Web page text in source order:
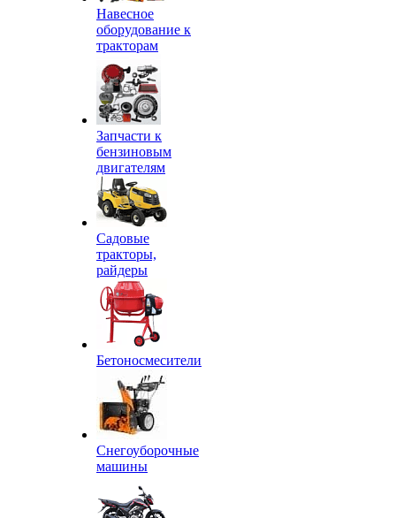
Навесное
оборудование к
тракторам
Запчасти к
бензиновым
двигателям
Садовые
тракторы,
райдеры
Бетоносмесители
Снегоуборочные
машины